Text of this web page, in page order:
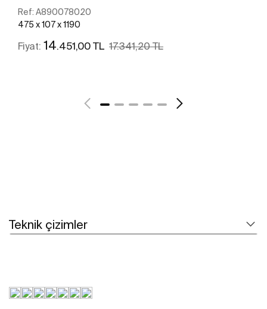
Ref: A890078020
475 x 107 x 1190
Fiyat: 14.451,00 TL 17.341,20 TL
Teknik çizimler